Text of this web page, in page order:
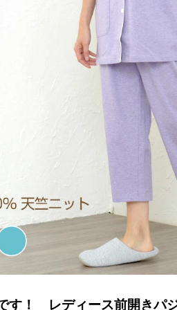
す！ レディース前開きパ